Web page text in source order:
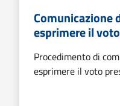
Comunicazione
esprimere il
Procedimento di
esprimere il voto